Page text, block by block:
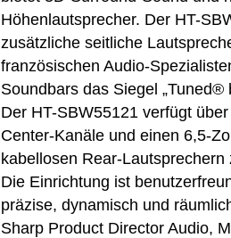
Höhenlautsprecher. Der HT-
zusätzliche seitliche
französischen Audio-
Soundbars das Siegel „Tuned®
Der HT-SBW55121 verfügt
Center-Kanäle und einen 6,5-
kabellosen Rear-
Die Einrichtung ist
präzise, dynamisch und
Sharp Product Director Audio,